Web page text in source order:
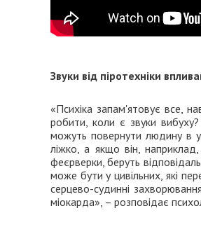
Звуки від піротехніки
«Психіка запам'ятовує все,
робити, коли є звуки
можуть повернути людину в
ліжко, а якщо він,
феєрверки, беруть
може бути у цивільних, які
серцево-судинні
міокарда», – розповідає